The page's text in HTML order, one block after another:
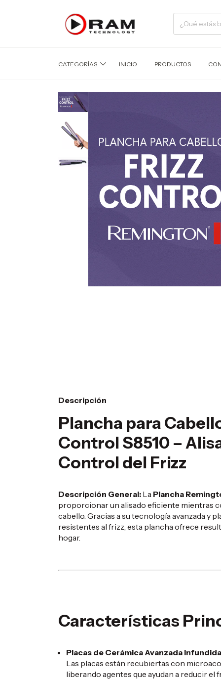
CATEGORÍAS INICIO PRODUCTOS
Descripción
Plancha para
Control S8510 –
Control del Frizz
Descripción General: La Plancha
proporcionar un alisado eficiente mientras
cabello. Gracias a su tecnología avanzada y
resistentes al frizz, esta plancha ofrece
hogar.
Características
Placas de Cerámica Avanzada
Las placas están recubiertas con
liberando agentes que ayudan a reducir el